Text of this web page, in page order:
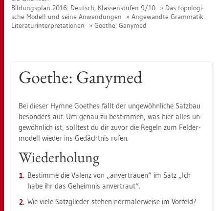
Bil­dungs­plan 2016: Deutsch, Klas­sen­stu­fen 9/10
Das to­po­lo­gi­
sche Mo­dell und seine An­wen­dun­gen
An­ge­wand­te Gram­ma­tik:
Li­te­ra­tur­in­ter­pre­ta­tio­nen
Goe­the: Ga­ny­med
Goe­the: Ga­ny­med
Bei die­ser Hymne Goe­thes fällt der un­ge­wöhn­li­che Satz­bau
be­son­ders auf. Um genau zu be­stim­men, was hier alles un­
ge­wöhn­lich ist, soll­test du dir zuvor die Re­geln zum Fel­der­
mo­dell wie­der ins Ge­dächt­nis rufen.
Wie­der­ho­lung
Be­stim­me die Va­lenz von „an­ver­trau­en“ im Satz „Ich
habe ihr das Ge­heim­nis an­ver­traut“.
Wie viele Satz­glie­der ste­hen nor­ma­ler­wei­se im Vor­feld?